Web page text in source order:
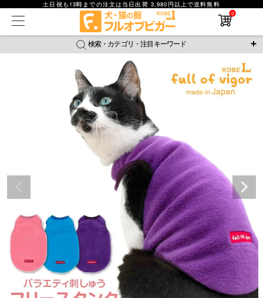
土日祝も13時までの注文は当日出荷 3,980円以上で送料無料
0
検索・カテゴリ・注目キーワード
＼注目ワード／
防蚊 腹巻 撥水レイン ラッシュガード
接触冷感 おそろコーデ
新作アイテム
返品・交換について ご利用ガイド
詳細検索
在庫なし商品
在庫なし商品を表示しない
商品番号
並び順
新着順
価格が安い順
価格が高い順
レビュー数順
検索